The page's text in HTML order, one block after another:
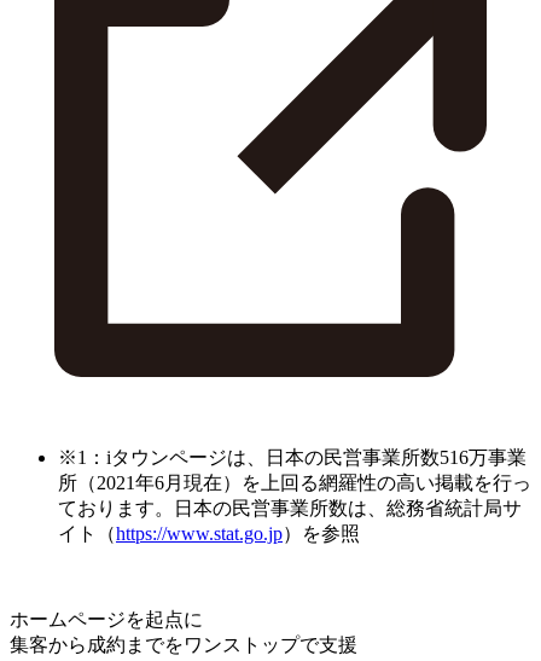
※1：iタウンページは、日本の民営事業所数516万事業
所（2021年6月現在）を上回る網羅性の高い掲載を行っ
ております。日本の民営事業所数は、総務省統計局サ
イト（https://www.stat.go.jp）を参照
ホームページを起点に
集客から成約までをワンストップで支援